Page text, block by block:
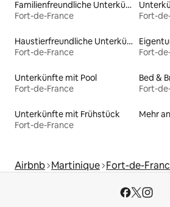
Familienfreundliche Unterkünfte
Fort-de-France
Fort-
Haustierfreundliche Unterkünfte
Fort-de-France
Fort-
Unterkünfte mit Pool
Fort-de-France
Bed &
Fort-
Unterkünfte mit Frühstück
Fort-de-France
Mehr
Airbnb Martinique Fort-de-